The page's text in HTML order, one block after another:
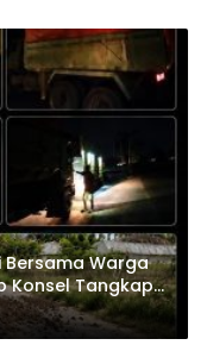
Bersama Warga
Konsel Tangkap
Sawit Overload,
Umum